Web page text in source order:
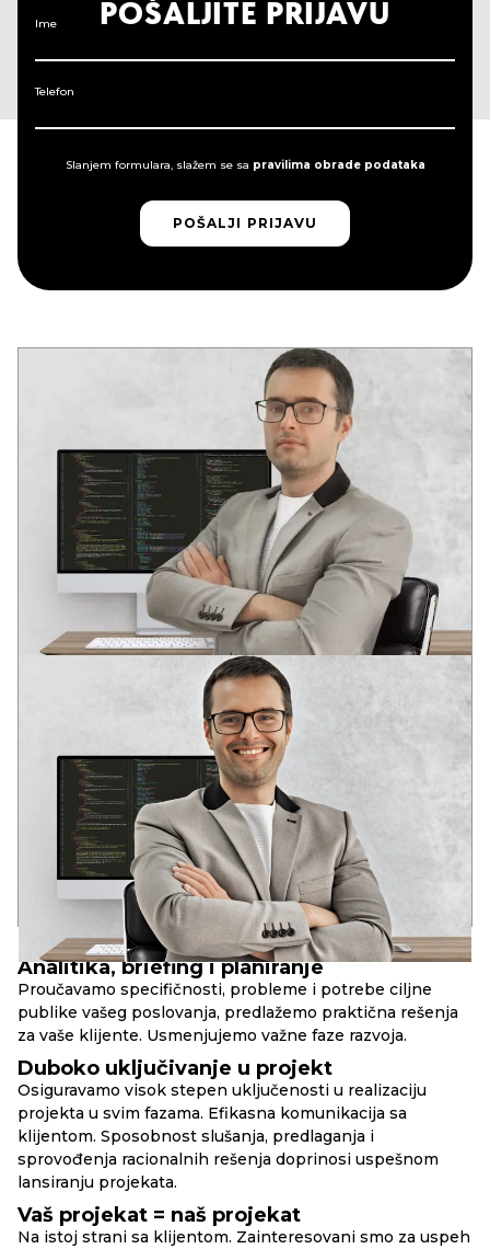
Ime
Telefon
Slanjem formulara, slažem se sa pravilima obrade podataka
POŠALJI PRIJAVU
POŠALJI PRIJAVU
POŠALJITE PRIJAVU
PRINCIPIRBAND
Analitika, briefing i planiranje
Proučavamo specifičnosti, probleme i potrebe ciljne
publike vašeg poslovanja, predlažemo praktična rešenja
za vaše klijente. Usmenjujemo važne faze razvoja.
Duboko uključivanje u projekt
Osiguravamo visok stepen uključenosti u realizaciju
projekta u svim fazama. Efikasna komunikacija sa
klijentom. Sposobnost slušanja, predlaganja i
sprovođenja racionalnih rešenja doprinosi uspešnom
lansiranju projekata.
Vaš projekat = naš projekat
Na istoj strani sa klijentom. Zainteresovani smo za uspeh
17+
godina u razvoju
90+
uspešnih web-projekata
10+
složenih web-servisa
VODEĆI DEVELOPER
Dva stručna obrazovanja u oblasti razvoja softvera
U mladom uzrastu prepoznao potencijal informacionih
tehnologija: globalizaciju i duboku integraciju IT rešenja u
društvene strukture savremenog društva.
Iskustvo u raznim IT oblastima od 2006. godine. Analitičko
sistemsko razmišljanje. Kompetencije za rešavanje poslovnih
zadataka, DevOps, Full Stack, SEO.